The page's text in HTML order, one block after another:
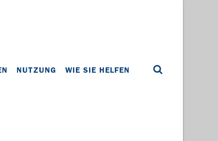
NUTZUNG WIE SIE HELFEN